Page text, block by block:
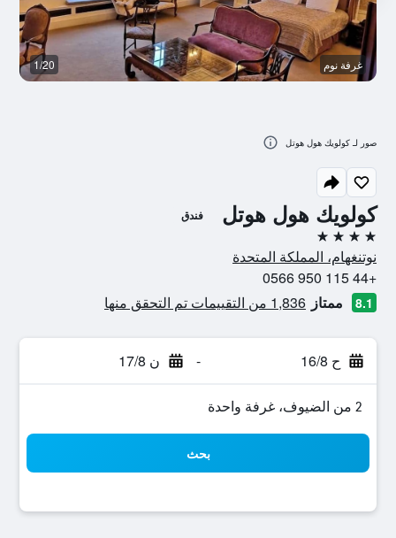
كولويك هول هوتل فندق
4 نجوم
نوتنغهام، المملكة المتحدة
+44 115 950 0566
8.1 ممتاز 1,836 من التقييمات تم التحقق منها
ح 16/8 - ن 17/8
2 من الضيوف، غرفة واحدة
بحث
غرفة نوم 1/20
صور لـ كولويك هول هوتل